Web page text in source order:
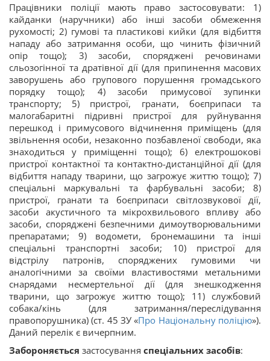
Працівники поліції мають право застосовувати: 1)
кайданки (наручники) або інші засоби обмеження
рухомості; 2) гумові та пластикові кийки (для відбиття
нападу або затримання особи, що чинить фізичний
опір тощо); 3) засоби, споряджені речовинами
сльозогінної та дратівної дії (для припинення масових
заворушень або групового порушення громадського
порядку тощо); 4) засоби примусової зупинки
транспорту; 5) пристрої, гранати, боєприпаси та
малогабаритні підривні пристрої для руйнування
перешкод і примусового відчинення приміщень (для
звільнення особи, незаконно позбавленої свободи, яка
знаходиться у приміщенні тощо); 6) електрошокові
пристрої контактної та контактно-дистанційної дії (для
відбиття нападу тварини, що загрожує життю тощо); 7)
спеціальні маркувальні та фарбувальні засоби; 8)
пристрої, гранати та боєприпаси світлозвукової дії,
засоби акустичного та мікрохвильового впливу або
засоби, споряджені безпечними димоутворювальними
препаратами; 9) водомети, бронемашини та інші
спеціальні транспортні засоби; 10) пристрої для
відстрілу патронів, споряджених гумовими чи
аналогічними за своїми властивостями метальними
снарядами несмертельної дії (для знешкодження
тварини, що загрожує життю тощо); 11) службовий
собака/кінь (для затримання/переслідування
правопорушника) (ст. 45 ЗУ «Про Національну поліцію»).
Даний перелік є вичерпним.
Забороняється застосування спеціальних засобів: